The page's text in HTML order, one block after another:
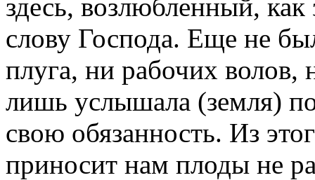
здесь, возлюбленный, как
слову Господа. Еще не
плуга, ни рабочих волов,
лишь услышала (земля)
свою обязанность. Из
приносит нам плоды не